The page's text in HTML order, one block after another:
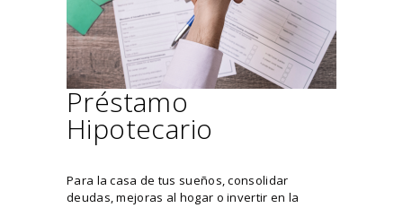
Préstamo
Hipotecario
Para la casa de tus sueños, consolidar
deudas, mejoras al hogar o invertir en la